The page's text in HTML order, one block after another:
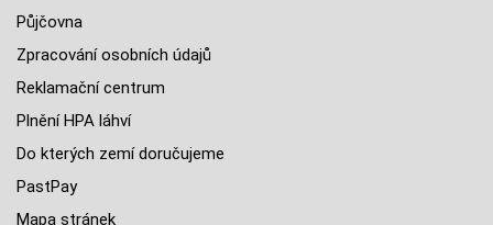
Půjčovna
Zpracování osobních údajů
Reklamační centrum
Plnění HPA láhví
Do kterých zemí doručujeme
PastPay
Mapa stránek